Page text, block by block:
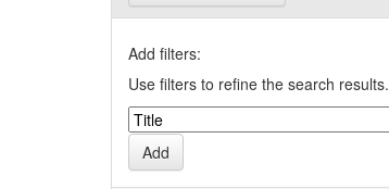
Add filters:
Use filters to refine the search results.